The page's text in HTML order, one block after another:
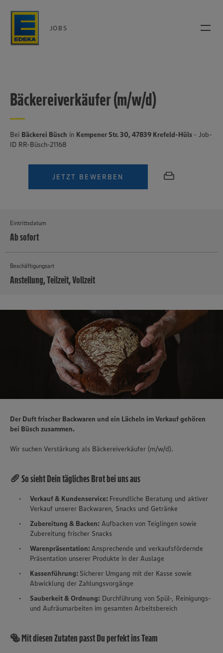
JOBS
Bäckereiverkäufer (m/w/d)
Bei Bäckerei Büsch in Kempener Str. 30, 47839 Krefeld-Hüls - Job-
ID RR-Büsch-21168
JETZT BEWERBEN
Eintrittsdatum
Ab sofort
Beschäftigungsart
Anstellung, Teilzeit, Vollzeit
Der Duft frischer Backwaren und ein Lächeln im Verkauf gehören
bei Büsch zusammen.
Wir suchen Verstärkung als Bäckereiverkäufer (m/w/d).
🥖 So sieht Dein tägliches Brot bei uns aus
Verkauf & Kundenservice: Freundliche Beratung und aktiver
Verkauf unserer Backwaren, Snacks und Getränke
Zubereitung & Backen: Aufbacken von Teiglingen sowie
Zubereitung frischer Snacks
Warenpräsentation:Ansprechende und verkaufsfördernde
Präsentation unserer Produkte in der Auslage
Kassenführung: Sicherer Umgang mit der Kasse sowie
Abwicklung der Zahlungsvorgänge
Sauberkeit & Ordnung: Durchführung von Spül-, Reinigungs-
und Aufräumarbeiten im gesamten Arbeitsbereich
🥯 Mit diesen Zutaten passt Du perfekt ins Team